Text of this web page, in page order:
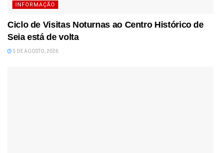
INFORMAÇÃO
Ciclo de Visitas Noturnas ao Centro Histórico de
Seia está de volta
5 DE AGOSTO, 2026